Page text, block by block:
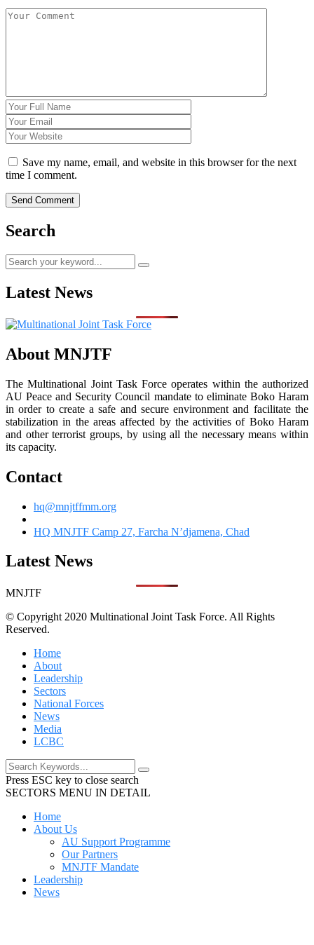
Save my name, email, and website in this browser for the next
time I comment.
Search
Latest News
About MNJTF
The Multinational Joint Task Force operates within the authorized
AU Peace and Security Council mandate to eliminate Boko Haram
in order to create a safe and secure environment and facilitate the
stabilization in the areas affected by the activities of Boko Haram
and other terrorist groups, by using all the necessary means within
its capacity.
Contact
hq@mnjtffmm.org
HQ MNJTF Camp 27, Farcha N’djamena, Chad
Latest News
MNJTF
© Copyright 2020 Multinational Joint Task Force. All Rights
Reserved.
Home
About
Leadership
Sectors
National Forces
News
Media
LCBC
Press ESC key to close search
SECTORS MENU IN DETAIL
Home
About Us
AU Support Programme
Our Partners
MNJTF Mandate
Leadership
News